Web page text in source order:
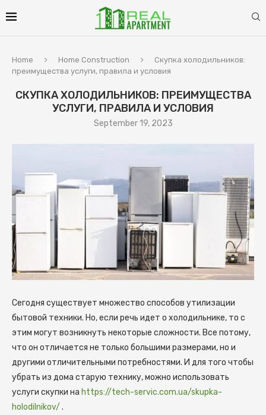
Home Home Construction
Скупка холодильников:
преимущества услуги, правила и условия
СКУПКА ХОЛОДИЛЬНИКОВ: ПРЕИМУЩЕСТВА
УСЛУГИ, ПРАВИЛА И УСЛОВИЯ
September 19, 2023
Сегодня существует множество способов утилизации
бытовой техники. Но, если речь идет о холодильнике, то с
этим могут возникнуть некоторые сложности. Все потому,
что он отличается не только большими размерами, но и
другими отличительными потребностями. И для того чтобы
убрать из дома старую технику, можно использовать
услуги скупки на https://tech-servic.com.ua/skupka-
holodilnikov/ .